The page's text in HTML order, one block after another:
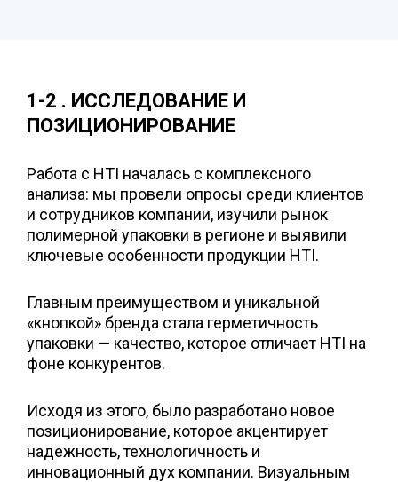
1-2 . ИССЛЕДОВАНИЕ И
ПОЗИЦИОНИРОВАНИЕ
Работа с HTI началась с комплексного
анализа: мы провели опросы среди клиентов
и сотрудников компании, изучили рынок
полимерной упаковки в регионе и выявили
ключевые особенности продукции HTI.
Главным преимуществом и уникальной
«кнопкой» бренда стала герметичность
упаковки — качество, которое отличает HTI на
фоне конкурентов.
Исходя из этого, было разработано новое
позиционирование, которое акцентирует
надежность, технологичность и
инновационный дух компании. Визуальным